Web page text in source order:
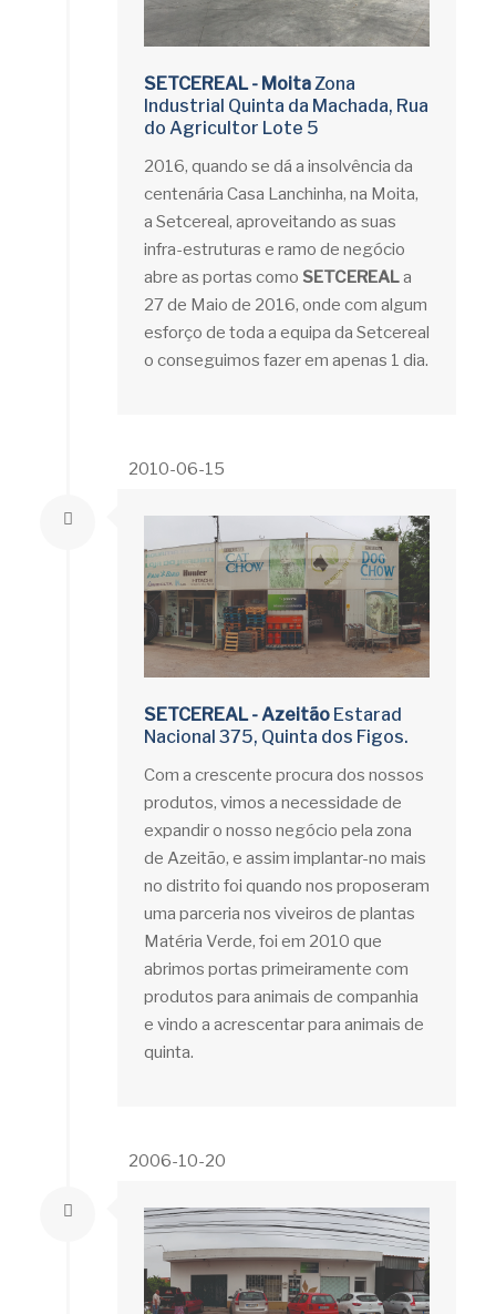
SETCEREAL - MoitaZona
Industrial Quinta da Machada, Rua
do Agricultor Lote 5
2016, quando se dá a insolvência da
centenária Casa Lanchinha, na Moita,
a Setcereal, aproveitando as suas
infra-estruturas e ramo de negócio
abre as portas como SETCEREALa
27 de Maio de 2016, onde com algum
esforço de toda a equipa da Setcereal
o conseguimos fazer em apenas 1 dia.
2010-06-15
SETCEREAL - Azeitão Estarad
Nacional 375, Quinta dos Figos.
Com a crescente procura dos nossos
produtos, vimos a necessidade de
expandir o nosso negócio pela zona
de Azeitão, e assim implantar-no mais
no distrito foi quando nos proposeram
uma parceria nos viveiros de plantas
Matéria Verde, foi em 2010 que
abrimos portas primeiramente com
produtos para animais de companhia
e vindo a acrescentar para animais de
quinta.
2006-10-20